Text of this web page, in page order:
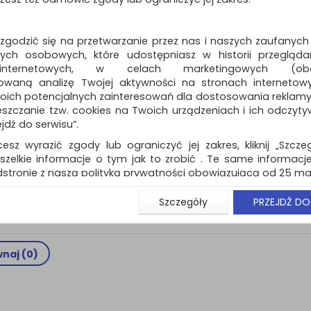
ustawienia niestandardowej
Dostępność: TEL.
Podstawka
laptopa
SmartFit™ Easy
dwa wentylatory chłodzące
obieg powietrza w celu poprawy
wydajności akumulatora…
Dostępność: TEL.
(0)
się na przetwarzanie przez nas i naszych
osobowych, które udostępniasz w historii
w celach marketingowych
analizę Twojej aktywności na stronach
potencjalnych zainteresowań dla dostosowania
tzw. cookies na Twoich urządzeniach i ich
do serwisu”.
wyrazić zgody lub ograniczyć jej zakres, kliknij
informacje o tym jak to zrobić . Te same
z naszą polityką prywatności obowiązującą od 25
użytkowników zalogowanych, aby umożliwić
i związane z tym prawidłowe działanie naszej
np. wysłanie potwierdzenia zamówienia na
ważna jest Państwa wcześniejsza zgoda której
Szczegóły PRZEJDŹ